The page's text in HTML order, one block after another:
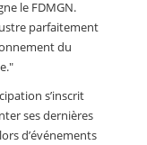
le FDMGN.
parfaitement
du
s’inscrit
ses dernières
d’événements